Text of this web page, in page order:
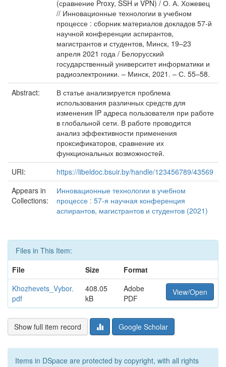
(сравнение Proxy, SSH и VPN) / О. А. Хожевец
// Инновационные технологии в учебном
процессе : сборник материалов докладов 57-й
научной конференции аспирантов,
магистрантов и студентов, Минск, 19–23
апреля 2021 года / Белорусский
государственный университет информатики и
радиоэлектроники. – Минск, 2021. – С. 55–58.
Abstract:
В статье анализируется проблема
использования различных средств для
изменения IP адреса пользователя при работе
в глобальной сети. В работе проводится
анализ эффективности применения
проксификаторов, сравнение их
функциональных возможностей.
URI:
https://libeldoc.bsuir.by/handle/123456789/43569
Appears in
Collections:
Инновационные технологии в учебном
процессе : 57-я научная конференция
аспирантов, магистрантов и студентов (2021)
Files in This Item:
File
Size
Format
Khozhevets_Vybor.
pdf
408.05
kB
Adobe
PDF
View/Open
Show full item record Google Scholar
Items in DSpace are protected by copyright, with all rights